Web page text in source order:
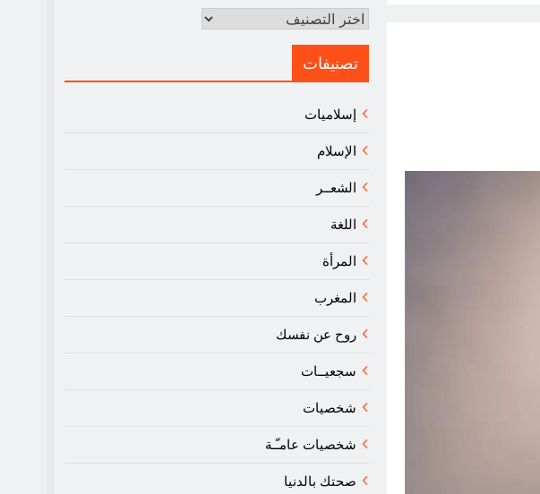
مقالات
النقد
تصنيفات
إسلاميات
الإسلام
الشعــر
اللغة
المرأة
المغرب
روح عن نفسك
سجعيــات
شخصيات
شخصيات عامـّـة
صحتك بالدنيا